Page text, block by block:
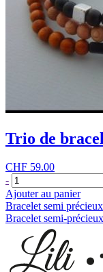
Trio de
CHF 59.00
- quantité
de
Trio
de
bracelets
bois
précieux
Ajouter au panier
Navigation
de
l’article
Bracelet semi
Bracelet semi-